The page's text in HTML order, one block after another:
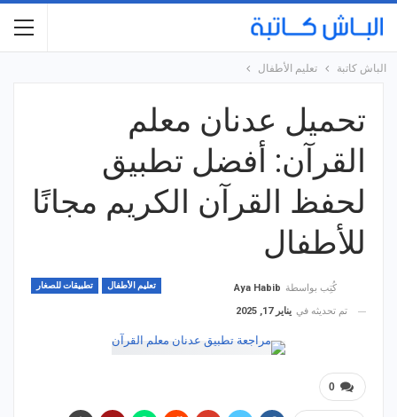
الباش كاتبة تعليم الأطفال
تحميل عدنان معلم
القرآن: أفضل تطبيق
لحفظ القرآن الكريم مجانًا
للأطفال
تعليم الأطفال تطبيقات للصغار كُتِب بواسطة Aya Habib
تم تحديثه في يناير 17, 2025
0